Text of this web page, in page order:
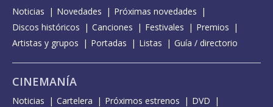
Noticias Novedades
Próximas novedades
Discos históricos
Canciones Festivales
Premios
Artistas y grupos
Portadas Listas Guía / directorio
CINEMANÍA
Noticias Cartelera Próximos estrenos
DVD